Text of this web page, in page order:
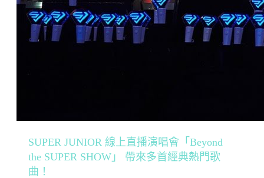
SUPER JUNIOR 線上直播演唱會「Beyond
the SUPER SHOW」 帶來多首經典熱門歌
曲！